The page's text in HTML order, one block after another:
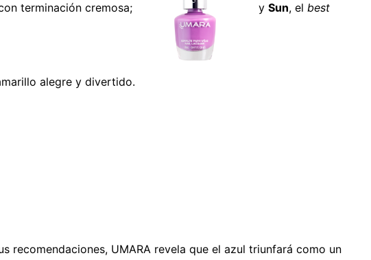
terminación cremosa; y Sun, el best
alegre y divertido.
recomendaciones, UMARA revela que el azul triunfará como un